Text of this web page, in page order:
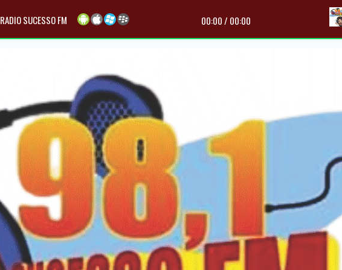
RADIO SUCESSO FM 00:00/ 00:00